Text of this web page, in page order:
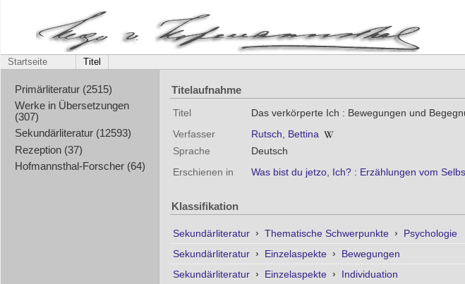
Startseite Titel
Primärliteratur (2515)
Werke in Übersetzungen
(307)
Sekundärliteratur (12593)
Rezeption (37)
Hofmannsthal-Forscher (64)
Titelaufnahme
Titel
Das verkörperte Ich : Bewegungen und
Verfasser
Rutsch, Bettina
Sprache
Deutsch
Erschienen in
Was bist du jetzo, Ich? : Erzählungen vom
Klassifikation
Sekundärliteratur › Thematische Schwerpunkte ›
Psychologie
Sekundärliteratur › Einzelaspekte ›
Bewegungen
Sekundärliteratur › Einzelaspekte ›
Individuation